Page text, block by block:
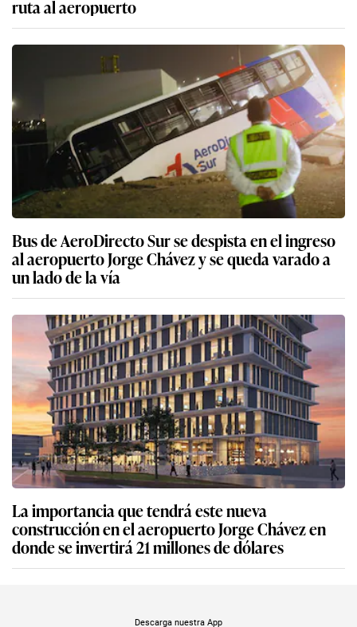
ruta al aeropuerto
Bus de AeroDirecto Sur se despista en el ingreso
al aeropuerto Jorge Chávez y se queda varado a
un lado de la vía
La importancia que tendrá este nueva
construcción en el aeropuerto Jorge Chávez en
donde se invertirá 21 millones de dólares
Descarga nuestra App